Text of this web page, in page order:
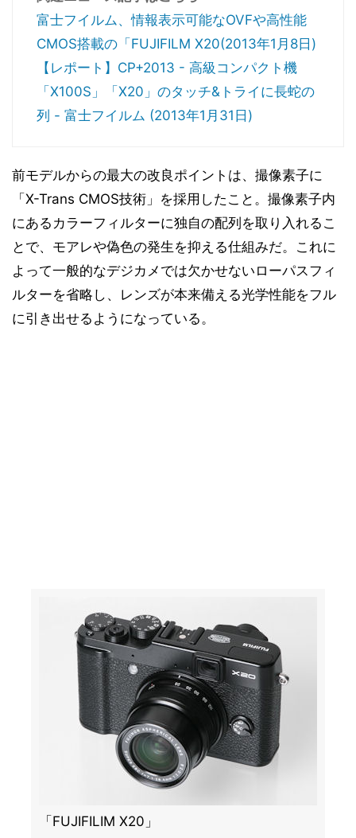
富士フイルム、情報表示可能なOVFや高性能
CMOS搭載の「FUJIFILM X20(2013年1月8日)
【レポート】CP+2013 - 高級コンパクト機
「X100S」「X20」のタッチ&トライに長蛇の
列 - 富士フイルム (2013年1月31日)
前モデルからの最大の改良ポイントは、撮像素子に
「X-Trans CMOS技術」を採用したこと。撮像素子内
にあるカラーフィルターに独自の配列を取り入れるこ
とで、モアレや偽色の発生を抑える仕組みだ。これに
よって一般的なデジカメでは欠かせないローパスフィ
ルターを省略し、レンズが本来備える光学性能をフル
に引き出せるようになっている。
「FUJIFILIM X20」